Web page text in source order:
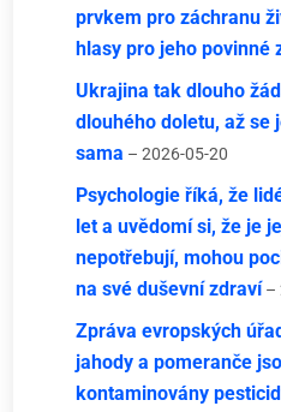
prvkem pro záchranu
hlasy pro jeho povinné
Ukrajina tak dlouho
dlouhého doletu, až se
sama – 2026-05-20
Psychologie říká, že
let a uvědomí si, že je
nepotřebují, mohou
na své duševní zdraví –
Zpráva evropských
jahody a pomeranče
kontaminovány